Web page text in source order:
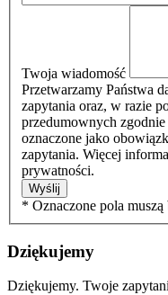
Twoja wiadomość
Przetwarzamy Państwa
zapytania oraz, w razie
przedumownych
oznaczone jako
zapytania. Więcej
prywatności.
Wyślij
* Oznaczone pola muszą
Dziękujemy
Dziękujemy. Twoje